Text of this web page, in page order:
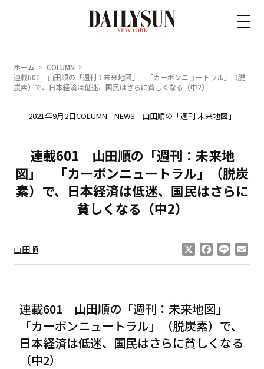
ホーム
COLUMN
連載601 山田順の「週刊：未来地図」 「カーボンニュートラル」（脱
炭素）で、日本経済は低迷、国民はさらに貧しくなる（中2）
2021年9月2日COLUMN NEWS 山田順の「週刊 未来地図」
連載601 山田順の「週刊：未来地
図」 「カーボンニュートラル」（脱炭
素）で、日本経済は低迷、国民はさらに
貧しくなる（中2）
山田順 Facebook
Line
連載601 山田順の「週刊：未来地図」
「カーボンニュートラル」（脱炭素）で、
日本経済は低迷、国民はさらに貧しくなる
（中2）